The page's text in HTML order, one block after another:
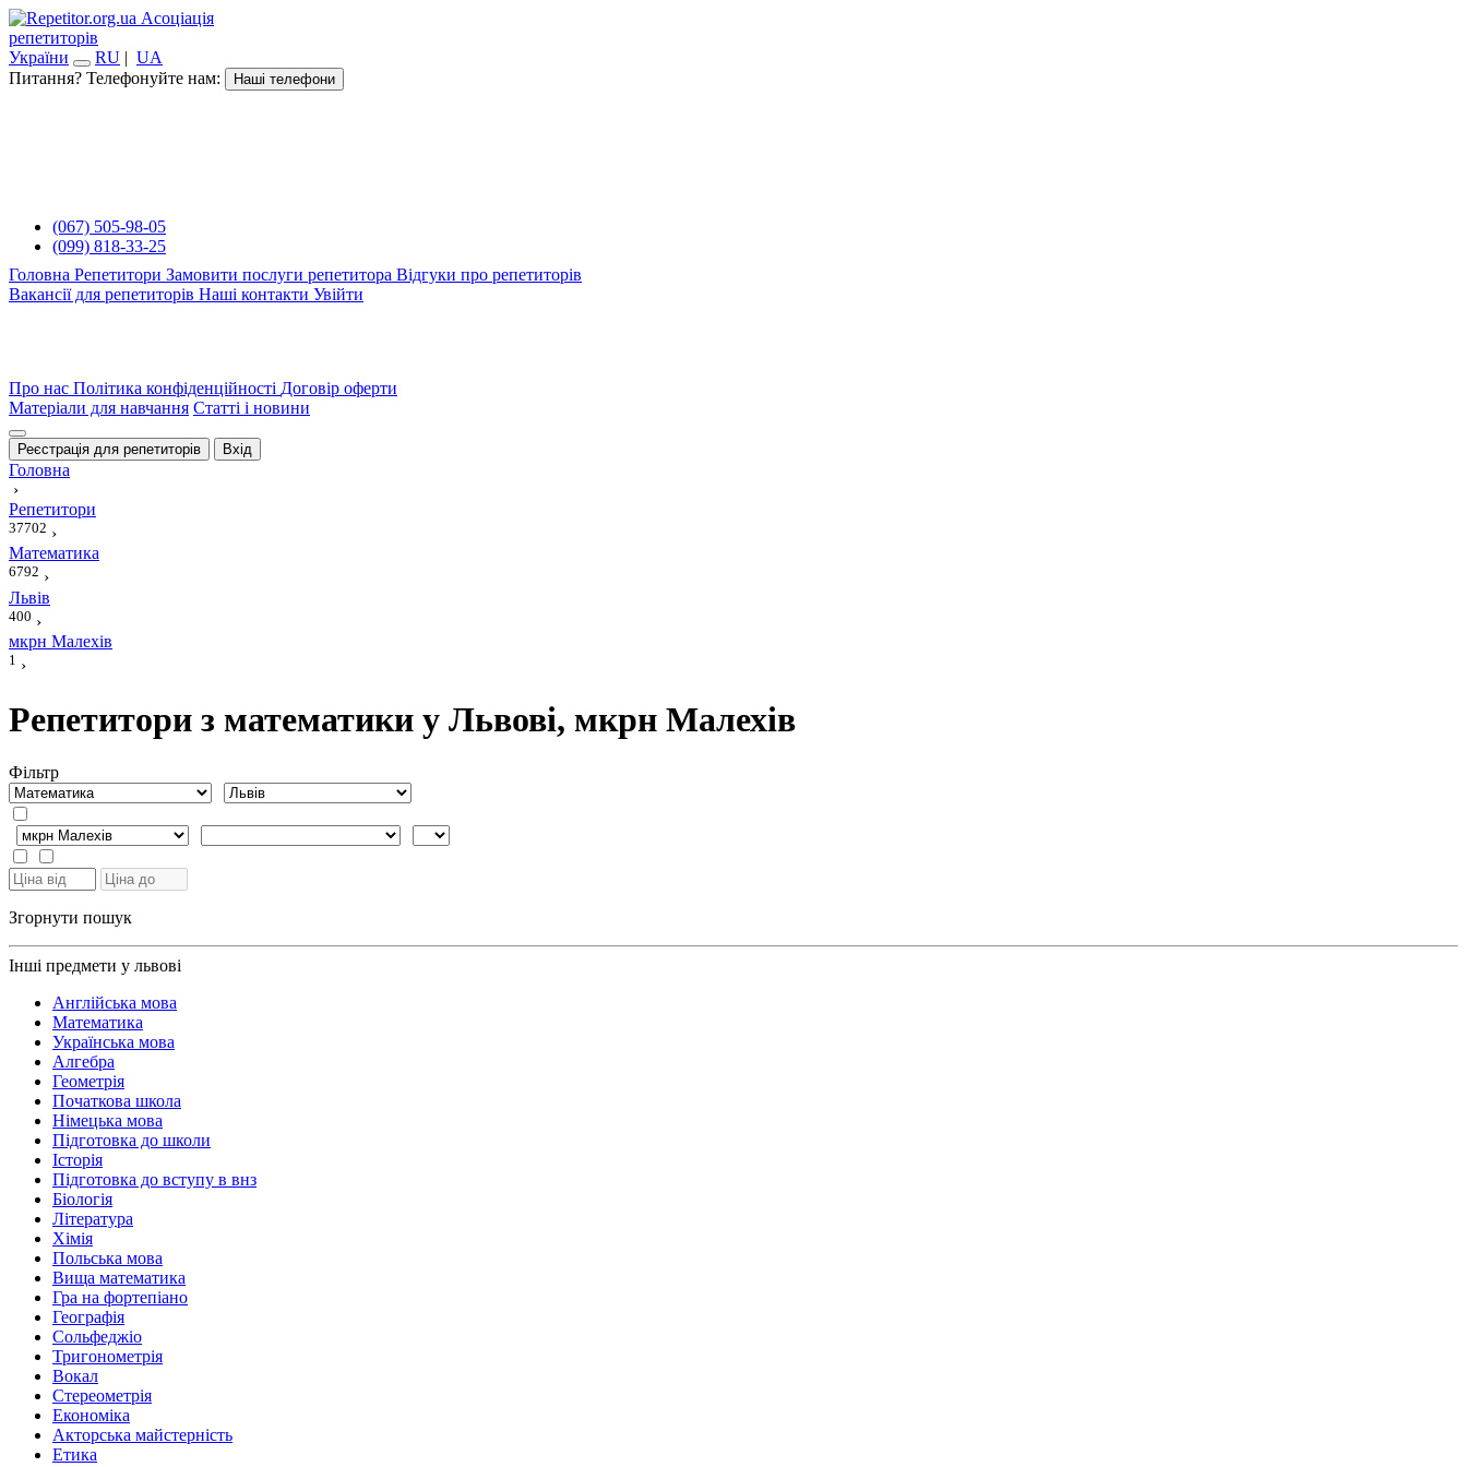
Асоціація
репетиторів
України
RU | UA
Питання? Телефонуйте нам:
Наші телефони
(067) 505-98-05
(099) 818-33-25
Головна Репетитори Замовити послуги репетитора Відгуки про репетиторів
Вакансії для репетиторів Наші контакти Увійти
Про нас Політика конфіденційності Договір оферти
Матеріали для навчання Статті і новини
Реєстрація для репетиторів Вхід
Головна
›
Репетитори
37702 ›
Математика
6792 ›
Львів
400 ›
мкрн Малехів
1 ›
Репетитори з математики у Львові, мкрн Малехів
Фiльтр
Згорнути пошук
Інші предмети у львові
Англійська мова
Математика
Українська мова
Алгебра
Геометрія
Початкова школа
Німецька мова
Підготовка до школи
Історія
Підготовка до вступу в внз
Біологія
Література
Хімія
Польська мова
Вища математика
Гра на фортепіано
Географія
Сольфеджіо
Тригонометрія
Вокал
Стереометрія
Економіка
Акторська майстерність
Етика